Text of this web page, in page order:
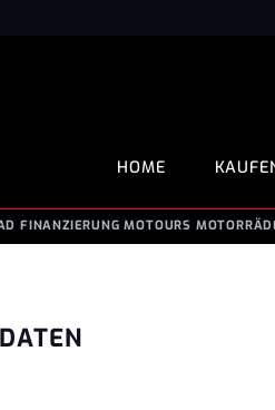
HOME
FINANZIERUNG MOTOURS